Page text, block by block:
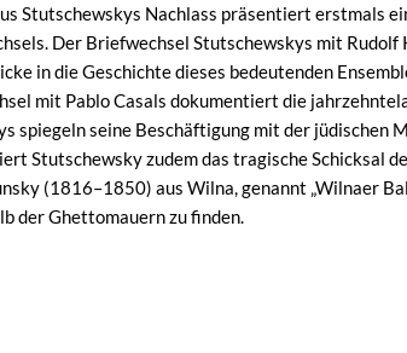
Stutschewskys Nachlass präsentiert erstmals
Der Briefwechsel Stutschewskys mit
in die Geschichte dieses bedeutenden
mit Pablo Casals dokumentiert die
spiegeln seine Beschäftigung mit der jüdischen
Stutschewsky zudem das tragische Schicksal
(1816–1850) aus Wilna, genannt „Wilnaer
der Ghettomauern zu finden.